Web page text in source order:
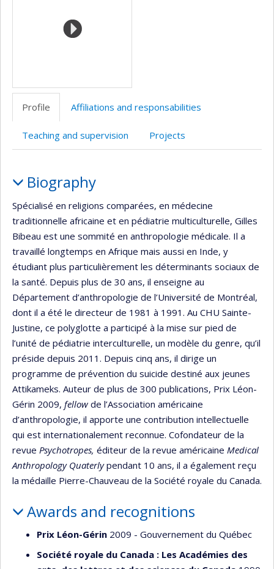
Profile Affiliations and responsabilities
Teaching and supervision Projects
Biography
Spécialisé en religions comparées, en médecine
traditionnelle africaine et en pédiatrie multiculturelle, Gilles
Bibeau est une sommité en anthropologie médicale. Il a
travaillé longtemps en Afrique mais aussi en Inde, y
étudiant plus particulièrement les déterminants sociaux de
la santé. Depuis plus de 30 ans, il enseigne au
Département d’anthropologie de l’Université de Montréal,
dont il a été le directeur de 1981 à 1991. Au CHU Sainte-
Justine, ce polyglotte a participé à la mise sur pied de
l’unité de pédiatrie interculturelle, un modèle du genre, qu’il
préside depuis 2011. Depuis cinq ans, il dirige un
programme de prévention du suicide destiné aux jeunes
Attikameks. Auteur de plus de 300 publications, Prix Léon-
Gérin 2009, fellow de l’Association américaine
d’anthropologie, il apporte une contribution intellectuelle
qui est internationalement reconnue. Cofondateur de la
revue Psychotropes, éditeur de la revue américaine Medical
Anthropology Quaterlypendant 10 ans, il a également reçu
la médaille Pierre-Chauveau de la Société royale du Canada.
Awards and recognitions
Prix Léon-Gérin 2009 - Gouvernement du Québec
Société royale du Canada : Les Académies des